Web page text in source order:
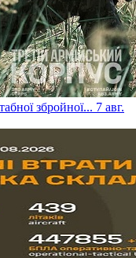
збройної... 7 авг.